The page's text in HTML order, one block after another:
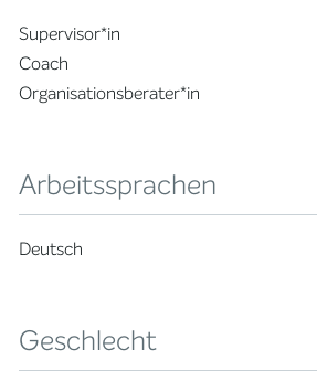
Supervisor*in
Coach
Organisationsberater*in
Arbeitssprachen
Deutsch
Geschlecht